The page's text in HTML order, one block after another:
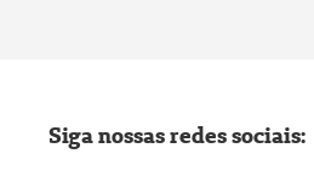
Siga nossas redes sociais: